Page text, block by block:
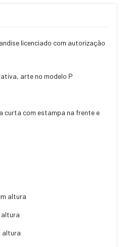
licenciado com autorização
arte no modelo P
curta com estampa na frente e
altura
altura
altura